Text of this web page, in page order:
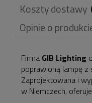
Koszty dostawy
Cena nie
płatności
Opinie o
Firma GIB Lighting
poprawioną lampę z
Zaprojektowana i
w Niemczech,